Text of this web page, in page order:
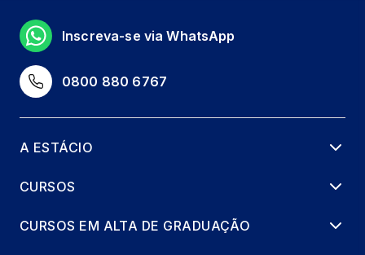
40 horas
SAÚDE MENTAL
0800 880 6767
Inscreva-se via WhatsApp
A ESTÁCIO
CURSOS
CURSOS EM ALTA DE GRADUAÇÃO